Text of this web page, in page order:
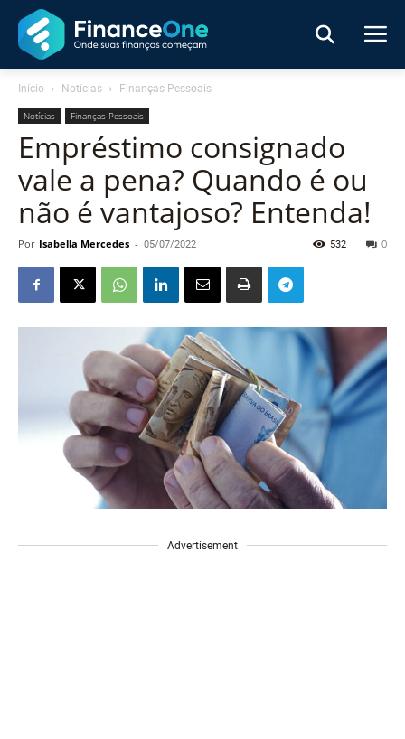
Início Notícias Finanças Pessoais
Notícias Finanças Pessoais
Empréstimo consignado
vale a pena? Quando é ou
não é vantajoso? Entenda!
Por Isabella Mercedes - 05/07/2022 0
532
Advertisement